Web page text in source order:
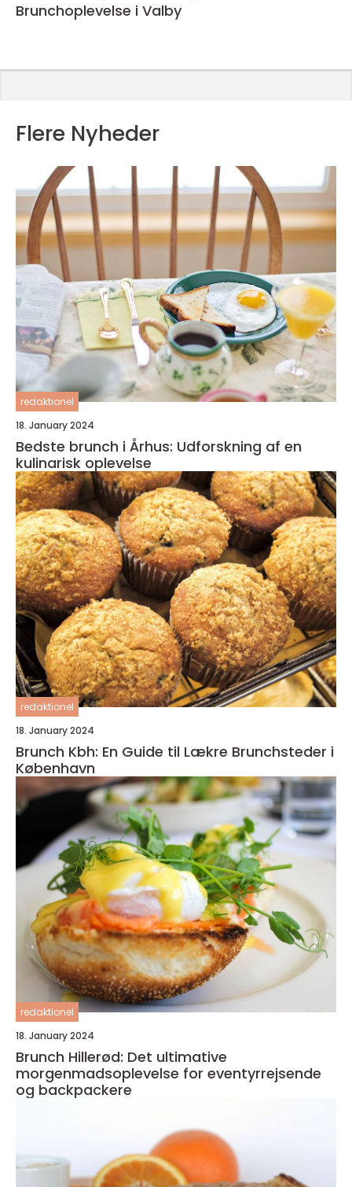
Brunchoplevelse i Valby
Flere Nyheder
redaktionel
18. January 2024
Bedste brunch i Århus: Udforskning af en
kulinarisk oplevelse
redaktionel
18. January 2024
Brunch Kbh: En Guide til Lækre Brunchsteder i
København
redaktionel
18. January 2024
Brunch Hillerød: Det ultimative
morgenmadsoplevelse for eventyrrejsende
og backpackere